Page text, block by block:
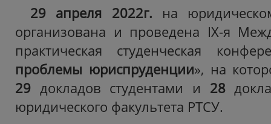
29 апреля 2022г. на
организована и проведена IX-я
практическая студенческая
проблемы юриспруденции», на
29 докладов студентами и 28
юридического факультета РТСУ.